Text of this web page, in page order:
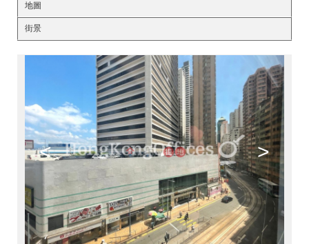
地圖
街景
< >